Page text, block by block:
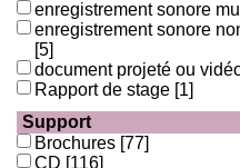
enregistrement sonore
enregistrement sonore
[5]
document projeté ou
Rapport de stage [1]
Support
Brochures [77]
CD [116]